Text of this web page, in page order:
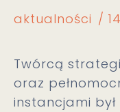
aktualności
Twórcą
oraz
instancjami był